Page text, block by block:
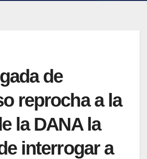
de
reprocha a la
la DANA la
interrogar a